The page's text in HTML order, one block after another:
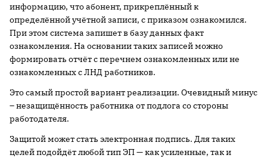
информацию, что абонент, прикреплённый к
определённой учётной записи, с приказом ознакомился.
При этом система запишет в базу данных факт
ознакомления. На основании таких записей можно
формировать отчёт с перечнем ознакомленных или не
ознакомленных с ЛНД работников.
Это самый простой вариант реализации. Очевидный минус
– незащищённость работника от подлога со стороны
работодателя.
Защитой может стать электронная подпись. Для таких
целей подойдёт любой тип ЭП — как усиленные, так и